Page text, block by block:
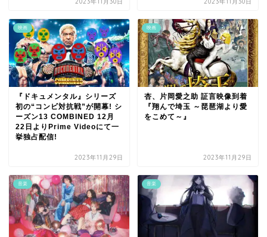
映画
『ドキュメンタル』シリーズ
初の“コンビ対抗戦”が開幕! シ
ーズン13 COMBINED 12月
22日よりPrime Videoにて一
挙独占配信!
2023年11月29日
映画
杏、片岡愛之助 証言映像到着
『翔んで埼玉 ～琵琶湖より愛
をこめて～』
2023年11月29日
音楽 音楽